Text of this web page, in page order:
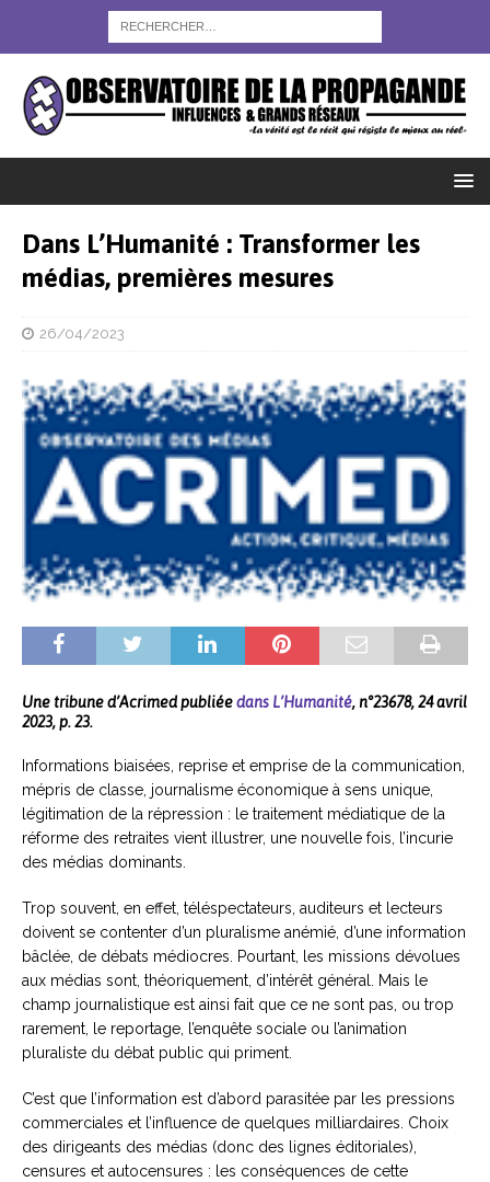
Dans L’Humanité : Transformer les
médias, premières mesures
26/04/2023
Une tribune d’Acrimed publiéedans L’Humanité, n°23678, 24 avril
2023, p. 23.
Informations biaisées, reprise et emprise de la communication,
mépris de classe, journalisme économique à sens unique,
légitimation de la répression : le traitement médiatique de la
réforme des retraites vient illustrer, une nouvelle fois, l’incurie
des médias dominants.
Trop souvent, en effet, téléspectateurs, auditeurs et lecteurs
doivent se contenter d’un pluralisme anémié, d’une information
bâclée, de débats médiocres. Pourtant, les missions dévolues
aux médias sont, théoriquement, d’intérêt général. Mais le
champ journalistique est ainsi fait que ce ne sont pas, ou trop
rarement, le reportage, l’enquête sociale ou l’animation
pluraliste du débat public qui priment.
C’est que l’information est d’abord parasitée par les pressions
commerciales et l’influence de quelques milliardaires. Choix
des dirigeants des médias (donc des lignes éditoriales),
censures et autocensures : les conséquences de cette